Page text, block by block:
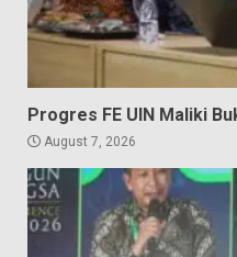
Progres FE UIN Maliki
August 7, 2026